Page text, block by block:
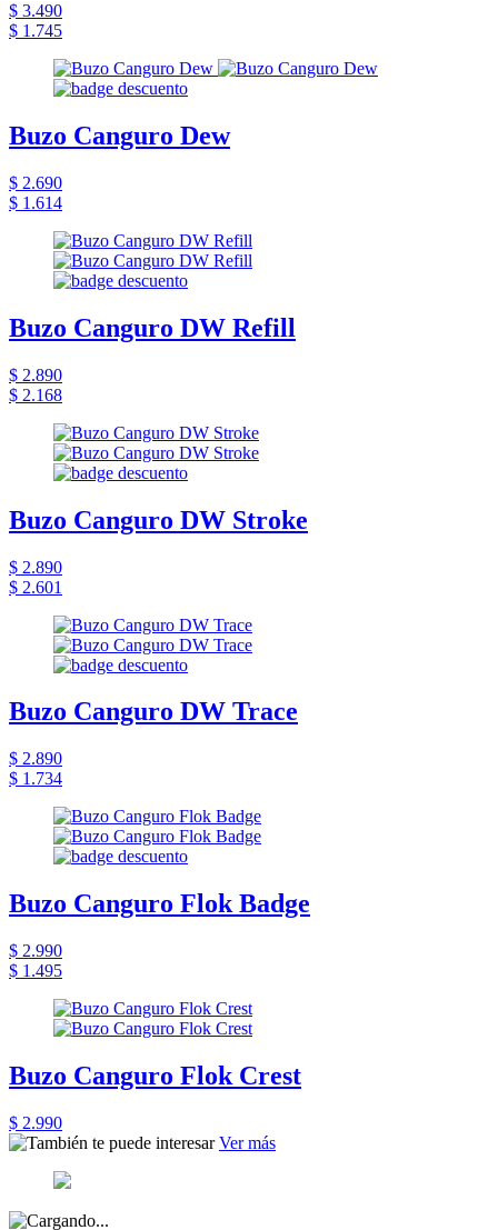
$ 3.490
$ 1.745
Buzo Canguro Dew
$ 2.690
$ 1.614
Buzo Canguro DW Refill
$ 2.890
$ 2.168
Buzo Canguro DW Stroke
$ 2.890
$ 2.601
Buzo Canguro DW Trace
$ 2.890
$ 1.734
Buzo Canguro Flok Badge
$ 2.990
$ 1.495
Buzo Canguro Flok Crest
$ 2.990
Ver más